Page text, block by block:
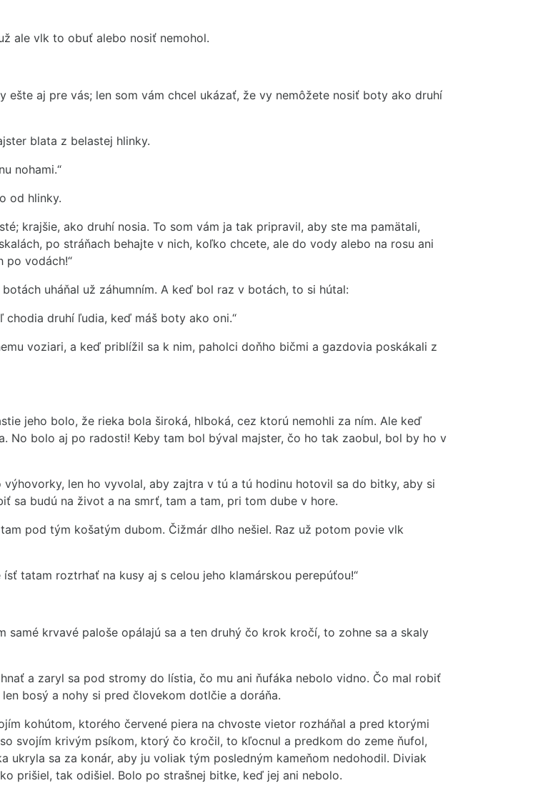
ale vlk to obuť alebo nosiť nemohol.
ešte aj pre vás; len som vám chcel ukázať, že vy nemôžete nosiť boty ako druhí
blata z belastej hlinky.
nohami.“
od hlinky.
krajšie, ako druhí nosia. To som vám ja tak pripravil, aby ste ma pamätali,
po stráňach behajte v nich, koľko chcete, ale do vody alebo na rosu ani
po vodách!“
uháňal už záhumním. A keď bol raz v botách, to si hútal:
druhí ľudia, keď máš boty ako oni.“
voziari, a keď priblížil sa k nim, paholci doňho bičmi a gazdovia poskákali z
jeho bolo, že rieka bola široká, hlboká, cez ktorú nemohli za ním. Ale keď
bolo aj po radosti! Keby tam bol býval majster, čo ho tak zaobul, bol by ho v
len ho vyvolal, aby zajtra v tú a tú hodinu hotovil sa do bitky, aby si
sa budú na život a na smrť, tam a tam, pri tom dube v hore.
pod tým košatým dubom. Čižmár dlho nešiel. Raz už potom povie vlk
tatam roztrhať na kusy aj s celou jeho klamárskou perepúťou!“
samé krvavé paloše opálajú sa a ten druhý čo krok kročí, to zohne sa a skaly
a zaryl sa pod stromy do lístia, čo mu ani ňufáka nebolo vidno. Čo mal robiť
bosý a nohy si pred človekom dotlčie a doráňa.
kohútom, ktorého červené piera na chvoste vietor rozháňal a pred ktorými
svojím krivým psíkom, ktorý čo kročil, to kľocnul a predkom do zeme ňufol,
sa za konár, aby ju voliak tým posledným kameňom nedohodil. Diviak
prišiel, tak odišiel. Bolo po strašnej bitke, keď jej ani nebolo.